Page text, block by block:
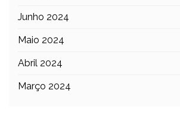
Junho 2024
Maio 2024
Abril 2024
Março 2024